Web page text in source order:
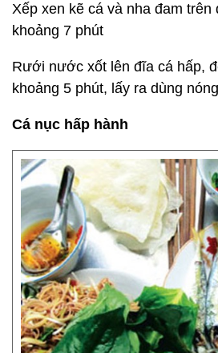
Xếp xen kẽ cá và nha đam trên
khoảng 7 phút
Rưới nước xốt lên đĩa cá hấp,
khoảng 5 phút, lấy ra dùng
Cá nục hấp hành